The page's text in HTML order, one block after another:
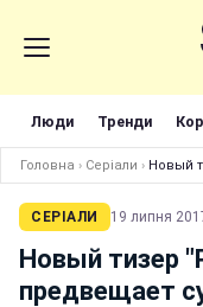
Люди Тренди
Головна › Серіали › Новый
СЕРІАЛИ 19 липня
Новый тизер
предвещает